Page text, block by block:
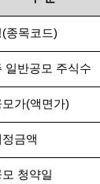
(종목코드)
일반공모 주식수
가(액면가)
금액
청약일